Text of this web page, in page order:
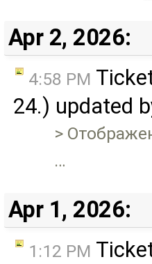
Apr 2, 2026:
4:58 PM
24.) updated
>
…
Apr 1, 2026:
1:12 PM